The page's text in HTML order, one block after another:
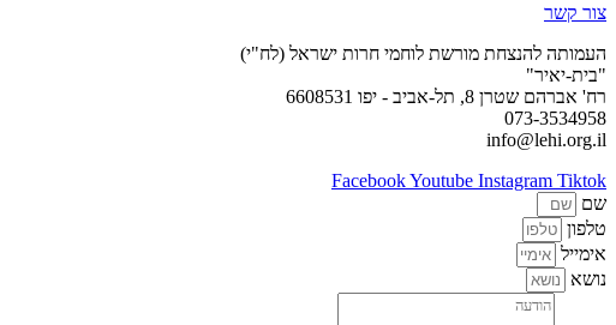
צור קשר
העמותה להנצחת מורשת לוחמי חרות ישראל (לח"י)
"בית-יאיר"
רח' אברהם שטרן 8, תל-אביב - יפו 6608531
073-3534958
info@lehi.org.il
FacebookYoutube Instagram Tiktok
שם
טלפון
אימייל
נושא